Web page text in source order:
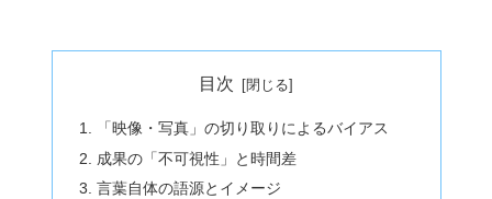
目次
「映像・写真」の切り取りによるバイアス
成果の「不可視性」と時間差
言葉自体の語源とイメージ